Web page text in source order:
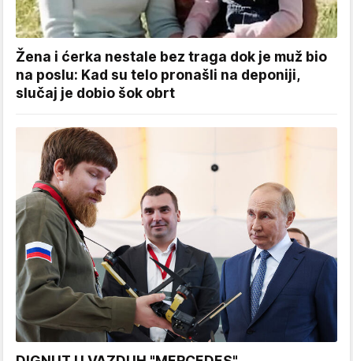
Žena i ćerka nestale bez traga dok je muž bio
na poslu: Kad su telo pronašli na deponiji,
slučaj je dobio šok obrt